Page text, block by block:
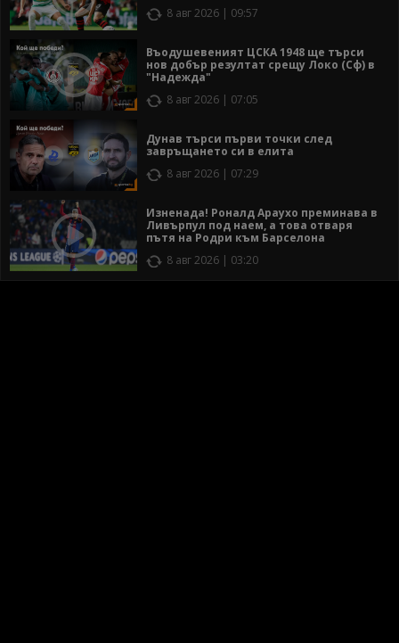
8 авг 2026 | 09:57
Въодушевеният ЦСКА 1948 ще търси
нов добър резултат срещу Локо (Сф) в
"Надежда"
8 авг 2026 | 07:05
Дунав търси първи точки след
завръщането си в елита
8 авг 2026 | 07:29
Изненада! Роналд Араухо преминава в
Ливърпул под наем, а това отваря
пътя на Родри към Барселона
8 авг 2026 | 03:20